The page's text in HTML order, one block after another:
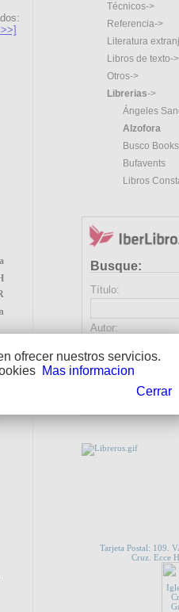
Técnicos->
Referencia->
Literatura
Libros de texto->
Otros->
Librerias->
Ángeles
Alzofora
Busco Books
Bufavents
Libros
Busque:
Título:
Autor:
Cruz. Ecce
ofrecer nuestros servicios.
Mas informacion
Cerrar